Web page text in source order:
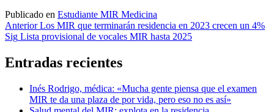
Publicado en Estudiante MIR Medicina
Navegación
de
entradas
Anterior Los MIR que terminarán residencia en 2023 crecen un 4%
Sig Lista provisional de vocales MIR hasta 2025
Entradas recientes
Inés Rodrigo, médica: «Mucha gente piensa que el examen
MIR te da una plaza de por vida, pero eso no es así»